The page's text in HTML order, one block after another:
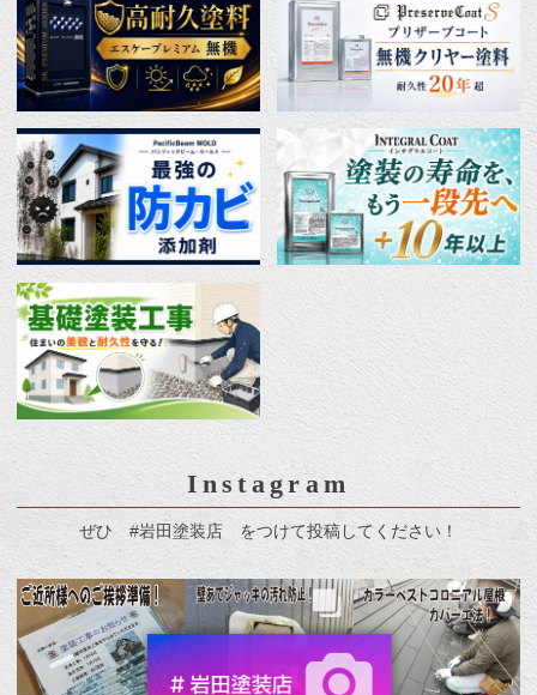
Instagram
ぜひ #岩田塗装店 をつけて投稿してください！